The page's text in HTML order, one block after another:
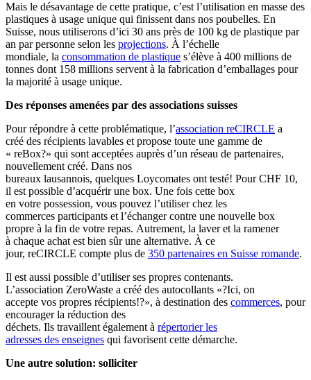
Mais le désavantage de cette pratique, c’est l’utilisation en masse des
plastiques à usage unique qui finissent dans nos poubelles. En
Suisse, nous utiliserons d’ici 30 ans près de 100 kg de plastique par
an par personne selon les projections. À l’échelle
mondiale, la consommation de plastique s’élève à 400 millions de
tonnes dont 158 millions servent à la fabrication d’emballages pour
la majorité à usage unique.
Des réponses amenées par des associations suisses
Pour répondre à cette problématique, l’association reCIRCLE a
créé des récipients lavables et propose toute une gamme de
« reBox?» qui sont acceptées auprès d’un réseau de partenaires,
nouvellement créé. Dans nos
bureaux lausannois, quelques Loycomates ont testé! Pour CHF 10,
il est possible d’acquérir une box. Une fois cette box
en votre possession, vous pouvez l’utiliser chez les
commerces participants et l’échanger contre une nouvelle box
propre à la fin de votre repas. Autrement, la laver et la ramener
à chaque achat est bien sûr une alternative. À ce
jour, reCIRCLE compte plus de 350 partenaires en Suisse romande.
Il est aussi possible d’utiliser ses propres contenants.
L’association ZeroWaste a créé des autocollants «?Ici, on
accepte vos propres récipients!?», à destination des commerces, pour
encourager la réduction des
déchets. Ils travaillent également à répertorier les
adresses des enseignes qui favorisent cette démarche.
Une autre solution: solliciter